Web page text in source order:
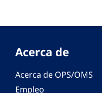
Acerca de
Acerca de OPS/OMS
Empleo